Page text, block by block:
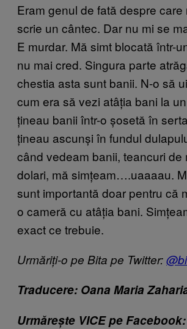
Eram genul de fată despre care
scrie un cântec. Dar nu mi se
E murdar. Mă simt blocată într-
nu mai cred. Singura parte
chestia asta sunt banii. N-o să
cum era să vezi atâția bani la
țineau banii într-o șosetă în
țineau ascunși în fundul
când vedeam banii, teancuri de
dolari, mă simțeam….uaaaau.
sunt importantă doar pentru că
o cameră cu atâția bani.
exact ce trebuie.
Urmăriți-o pe Bita pe Twitter:
Traducere: Oana Maria
Urmărește VICE pe Facebook: